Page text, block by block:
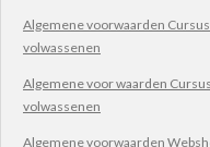
Algemene voorwaarden
volwassenen
Algemene voor waarden
volwassenen
Algemene voorwaarden